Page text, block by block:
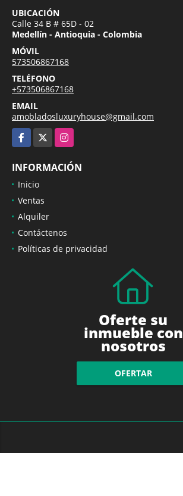
UBICACIÓN
Calle 34 B # 65D - 02
Medellín - Antioquia - Colombia
MÓVIL
573506867168
TELÉFONO
+573506867168
EMAIL
amobladosluxuryhouse@gmail.com
Facebook
Instagram
INFORMACIÓN
Inicio
Ventas
Alquiler
Contáctenos
Políticas de privacidad
Oferte su
inmueble con
nosotros
OFERTAR